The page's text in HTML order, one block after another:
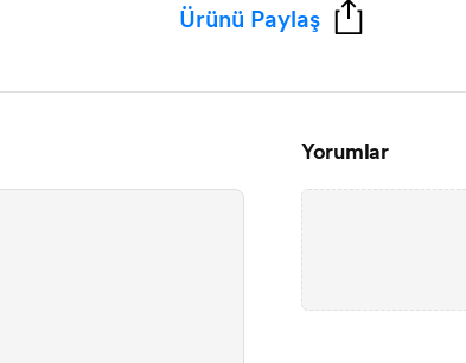
Ürünü Paylaş
Yorumlar